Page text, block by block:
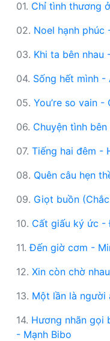
01. Chỉ tình thương
02. Noel hạnh phúc
03. Khi ta bên nhau
04. Sống hết mình -
05. You’re so vain -
06. Chuyện tình
07. Tiếng hai đêm -
08. Quên câu hẹn
09. Giọt buồn
10. Cất giấu ký ức -
11.Đến giờ cơm -
12. Xin còn chờ
13. Một lần là người
14. Hương nhãn gọi
- Mạnh Bibo